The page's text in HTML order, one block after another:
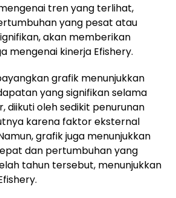
tren yang terlihat,
yang pesat atau
akan memberikan
mengenai kinerja Efishery.
grafik menunjukkan
yang signifikan selama
diikuti oleh sedikit penurunan
karena faktor eksternal
grafik juga menunjukkan
dan pertumbuhan yang
tahun tersebut, menunjukkan